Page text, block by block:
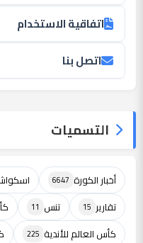
اتفاقية الاستخدام
اتصل بنا
التسميات
أخبار الكورة 6647
تقارير 15 تنس 11
كأس العالم للأندية 225